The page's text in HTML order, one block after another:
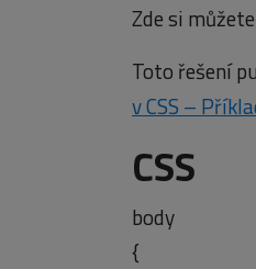
Zde si
Toto řešení
v CSS –
CSS
body
{